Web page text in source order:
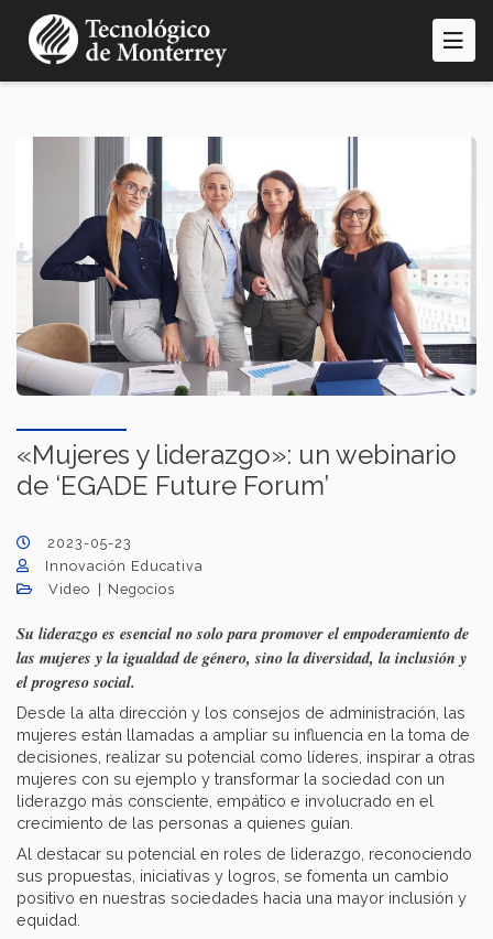
contenido
«Mujeres y liderazgo»: un webinario
de ‘EGADE Future Forum’
2023-05-23
Innovación Educativa
Video
Negocios
Su liderazgo es esencial no solo para promover el empoderamiento de
las mujeres y la igualdad de género, sino la diversidad, la inclusión y
el progreso social.
Desde la alta dirección y los consejos de administración, las
mujeres están llamadas a ampliar su influencia en la toma de
decisiones, realizar su potencial como líderes, inspirar a otras
mujeres con su ejemplo y transformar la sociedad con un
liderazgo más consciente, empático e involucrado en el
crecimiento de las personas a quienes guían.
Al destacar su potencial en roles de liderazgo, reconociendo
sus propuestas, iniciativas y logros, se fomenta un cambio
positivo en nuestras sociedades hacia una mayor inclusión y
equidad.